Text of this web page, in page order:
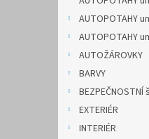
AUTOPOTAHY
AUTOPOTAHY
AUTOŽÁROVKY
BARVY
EXTERIÉR
INTERIÉR